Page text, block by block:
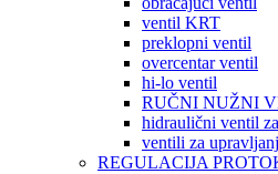
ventil KRT
preklopni ventil
overcentar ventil
hi-lo ventil
RUČNI NUŽNI
hidraulični ventil
ventili za
REGULACIJA